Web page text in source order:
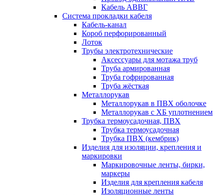
Кабель АВВГ
Система прокладки кабеля
Кабель-канал
Короб перфорированный
Лоток
Трубы электротехнические
Аксессуары для мотажа труб
Труба армированная
Труба гофрированная
Труба жёсткая
Металлорукав
Металлорукав в ПВХ оболочке
Металлорукав с ХБ уплотнением
Трубка термоусадочная, ПВХ
Трубка термоусадочная
Трубка ПВХ (кембрик)
Изделия для изоляции, крепления и
маркировки
Маркировочные ленты, бирки,
маркеры
Изделия для крепления кабеля
Изоляционные ленты